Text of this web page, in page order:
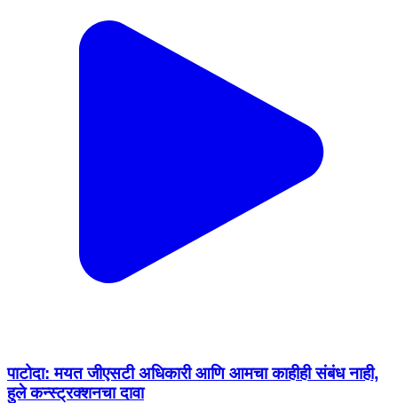
पाटोदा: मयत जीएसटी अधिकारी आणि आमचा काहीही संबंध नाही,
हुले कन्स्ट्रक्शनचा दावा